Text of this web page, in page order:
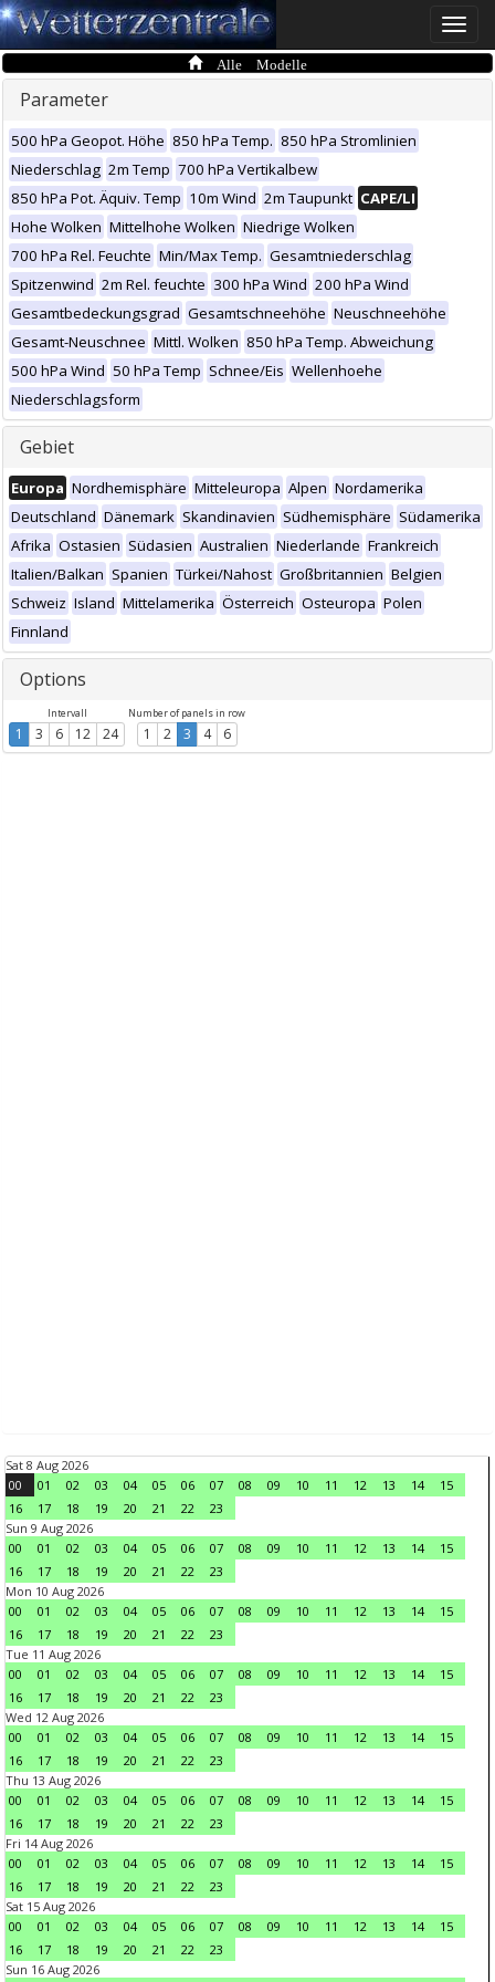
Toggle
Alle Modelle
Parameter
500 hPa Geopot. Höhe 850 hPa Temp. 850 hPa Stromlinien
Niederschlag 2m Temp 700 hPa Vertikalbew
850 hPa Pot. Äquiv. Temp 10m Wind 2m Taupunkt CAPE/LI
Hohe Wolken Mittelhohe Wolken Niedrige Wolken
700 hPa Rel. Feuchte Min/Max Temp. Gesamtniederschlag
Spitzenwind 2m Rel. feuchte 300 hPa Wind 200 hPa Wind
Gesamtbedeckungsgrad Gesamtschneehöhe Neuschneehöhe
Gesamt-Neuschnee Mittl. Wolken 850 hPa Temp. Abweichung
500 hPa Wind 50 hPa Temp Schnee/Eis Wellenhoehe
Niederschlagsform
Gebiet
Europa Nordhemisphäre Mitteleuropa Alpen Nordamerika
Deutschland Dänemark Skandinavien Südhemisphäre Südamerika
Afrika Ostasien Südasien Australien Niederlande Frankreich
Italien/Balkan Spanien Türkei/Nahost Großbritannien Belgien
Schweiz Island Mittelamerika Österreich Osteuropa Polen
Finnland
Options
Intervall
1 3 6 12 24
Number of panels in row
1 2 3 4 6
Sat 8 Aug 2026
00
01 02 03 04 05 06 07 08 09 10 11 12 13 14
15
16
17 18 19 20 21 22
23
Sun 9 Aug 2026
00
01 02 03 04 05 06 07 08 09 10 11 12 13 14
15
16
17 18 19 20 21 22
23
Mon 10 Aug 2026
00
01 02 03 04 05 06 07 08 09 10 11 12 13 14
15
16
17 18 19 20 21 22
23
Tue 11 Aug 2026
00
01 02 03 04 05 06 07 08 09 10 11 12 13 14
15
16
17 18 19 20 21 22
23
Wed 12 Aug 2026
00
01 02 03 04 05 06 07 08 09 10 11 12 13 14
15
16
17 18 19 20 21 22
23
Thu 13 Aug 2026
00
01 02 03 04 05 06 07 08 09 10 11 12 13 14
15
16
17 18 19 20 21 22
23
Fri 14 Aug 2026
00
01 02 03 04 05 06 07 08 09 10 11 12 13 14
15
16
17 18 19 20 21 22
23
Sat 15 Aug 2026
00
01 02 03 04 05 06 07 08 09 10 11 12 13 14
15
16
17 18 19 20 21 22
23
Sun 16 Aug 2026